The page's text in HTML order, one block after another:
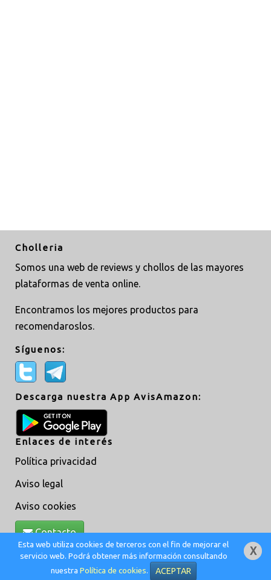
Cholleria
Somos una web de reviews y chollos de las mayores
plataformas de venta online.
Encontramos los mejores productos para
recomendaroslos.
Síguenos:
Descarga nuestra App AvisAmazon:
Enlaces de interés
Política privacidad
Aviso legal
Aviso cookies
Contacto
© @ 2019 -
Esta web utiliza cookies de terceros con el fin de mejorar el
servicio web. Podrá obtener más información consultando
nuestra Política de cookies. ACEPTAR